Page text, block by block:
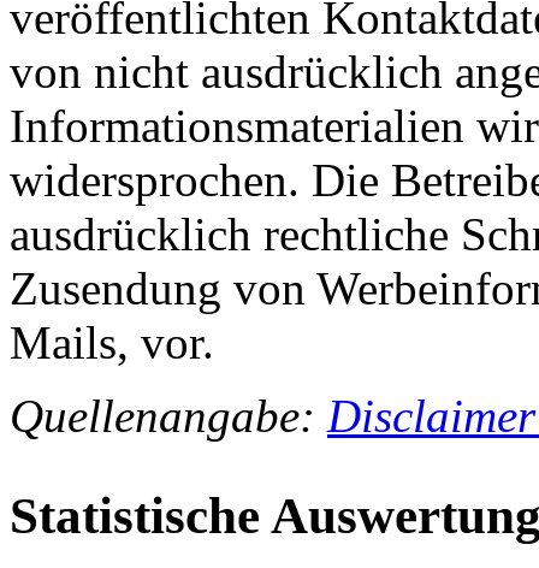
veröffentlichten
von nicht ausdrücklich
Informationsmaterialien
widersprochen. Die
ausdrücklich rechtliche
Zusendung von
Mails, vor.
Quellenangabe:
Statistische